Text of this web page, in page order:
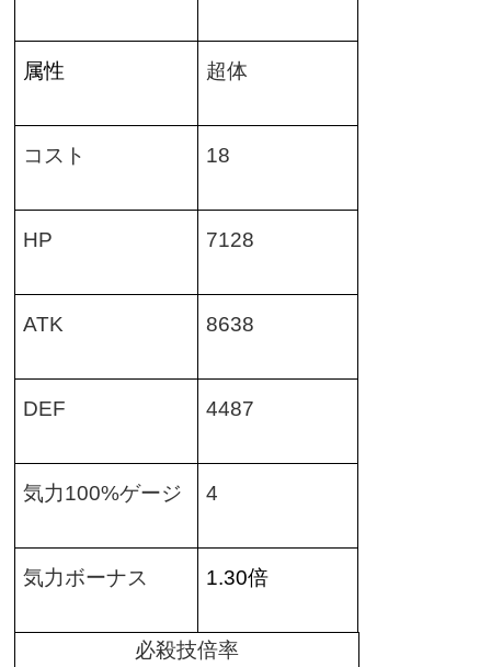
属性 超体
コスト 18
HP 7128
ATK 8638
DEF 4487
気力100%ゲージ 4
気力ボーナス 1.30倍
必殺技倍率